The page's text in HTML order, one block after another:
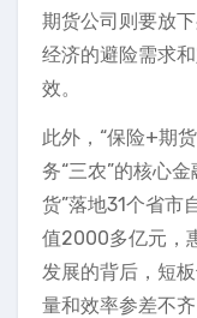
期货公司则要放
经济的避险需求
效。
此外，“保险+期
务“三农”的核心
货”落地31个省市
值2000多亿元，
发展的背后，短
量和效率参差不